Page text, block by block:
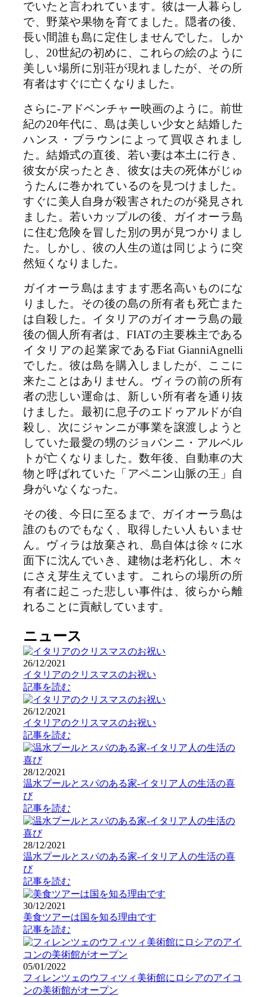
でいたと言われています。彼は一人暮らし
で、野菜や果物を育てました。隠者の後、
長い間誰も島に定住しませんでした。しか
し、20世紀の初めに、これらの絵のように
美しい場所に別荘が現れましたが、その所
有者はすぐに亡くなりました。
さらに-アドベンチャー映画のように。前世
紀の20年代に、島は美しい少女と結婚した
ハンス・ブラウンによって買収されまし
た。結婚式の直後、若い妻は本土に行き、
彼女が戻ったとき、彼女は夫の死体がじゅ
うたんに巻かれているのを見つけました。
すぐに美人自身が殺害されたのが発見され
ました。若いカップルの後、ガイオーラ島
に住む危険を冒した別の男が見つかりまし
た。しかし、彼の人生の道は同じように突
然短くなりました。
ガイオーラ島はますます悪名高いものにな
りました。その後の島の所有者も死亡また
は自殺した。イタリアのガイオーラ島の最
後の個人所有者は、FIATの主要株主である
イタリアの起業家であるFiat GianniAgnelli
でした。彼は島を購入しましたが、ここに
来たことはありません。ヴィラの前の所有
者の悲しい運命は、新しい所有者を通り抜
けました。最初に息子のエドゥアルドが自
殺し、次にジャンニが事業を譲渡しようと
していた最愛の甥のジョバンニ・アルベル
トが亡くなりました。数年後、自動車の大
物と呼ばれていた「アペニン山脈の王」自
身がいなくなった。
その後、今日に至るまで、ガイオーラ島は
誰のものでもなく、取得したい人もいませ
ん。ヴィラは放棄され、島自体は徐々に水
面下に沈んでいき、建物は老朽化し、木々
にさえ芽生えています。これらの場所の所
有者に起こった悲しい事件は、彼らから離
れることに貢献しています。
ニュース
26/12/2021
イタリアのクリスマスのお祝い
記事を読む
26/12/2021
イタリアのクリスマスのお祝い
記事を読む
28/12/2021
温水プールとスパのある家-イタリア人の生活の喜
び
記事を読む
28/12/2021
温水プールとスパのある家-イタリア人の生活の喜
び
記事を読む
30/12/2021
美食ツアーは国を知る理由です
記事を読む
05/01/2022
フィレンツェのウフィツィ美術館にロシアのアイコ
ンの美術館がオープン